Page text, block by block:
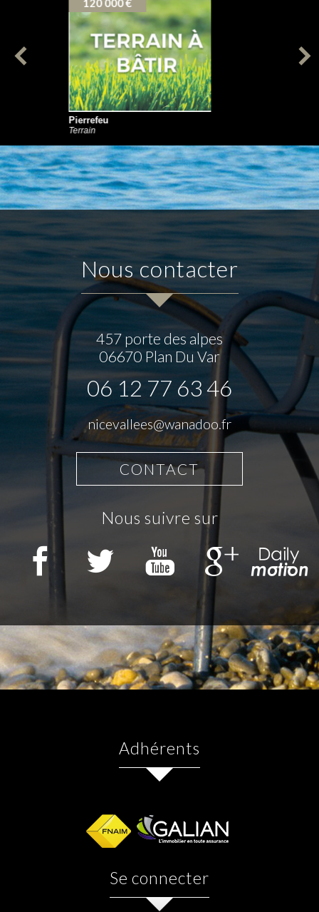
Utelle
Appartement
nous contacter
457 porte des alpes
06670 Plan Du Var
06 12 77 63 46
nicevallees@wanadoo.fr
CONTACT
nous suivre sur
adhérents
se connecter